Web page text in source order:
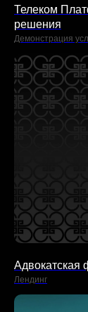
Телеком
решения
Демонстрация
Лендинг
Обсудить